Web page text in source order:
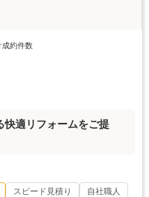
成約件数
適リフォームをご提
スピード見積り
自社職人